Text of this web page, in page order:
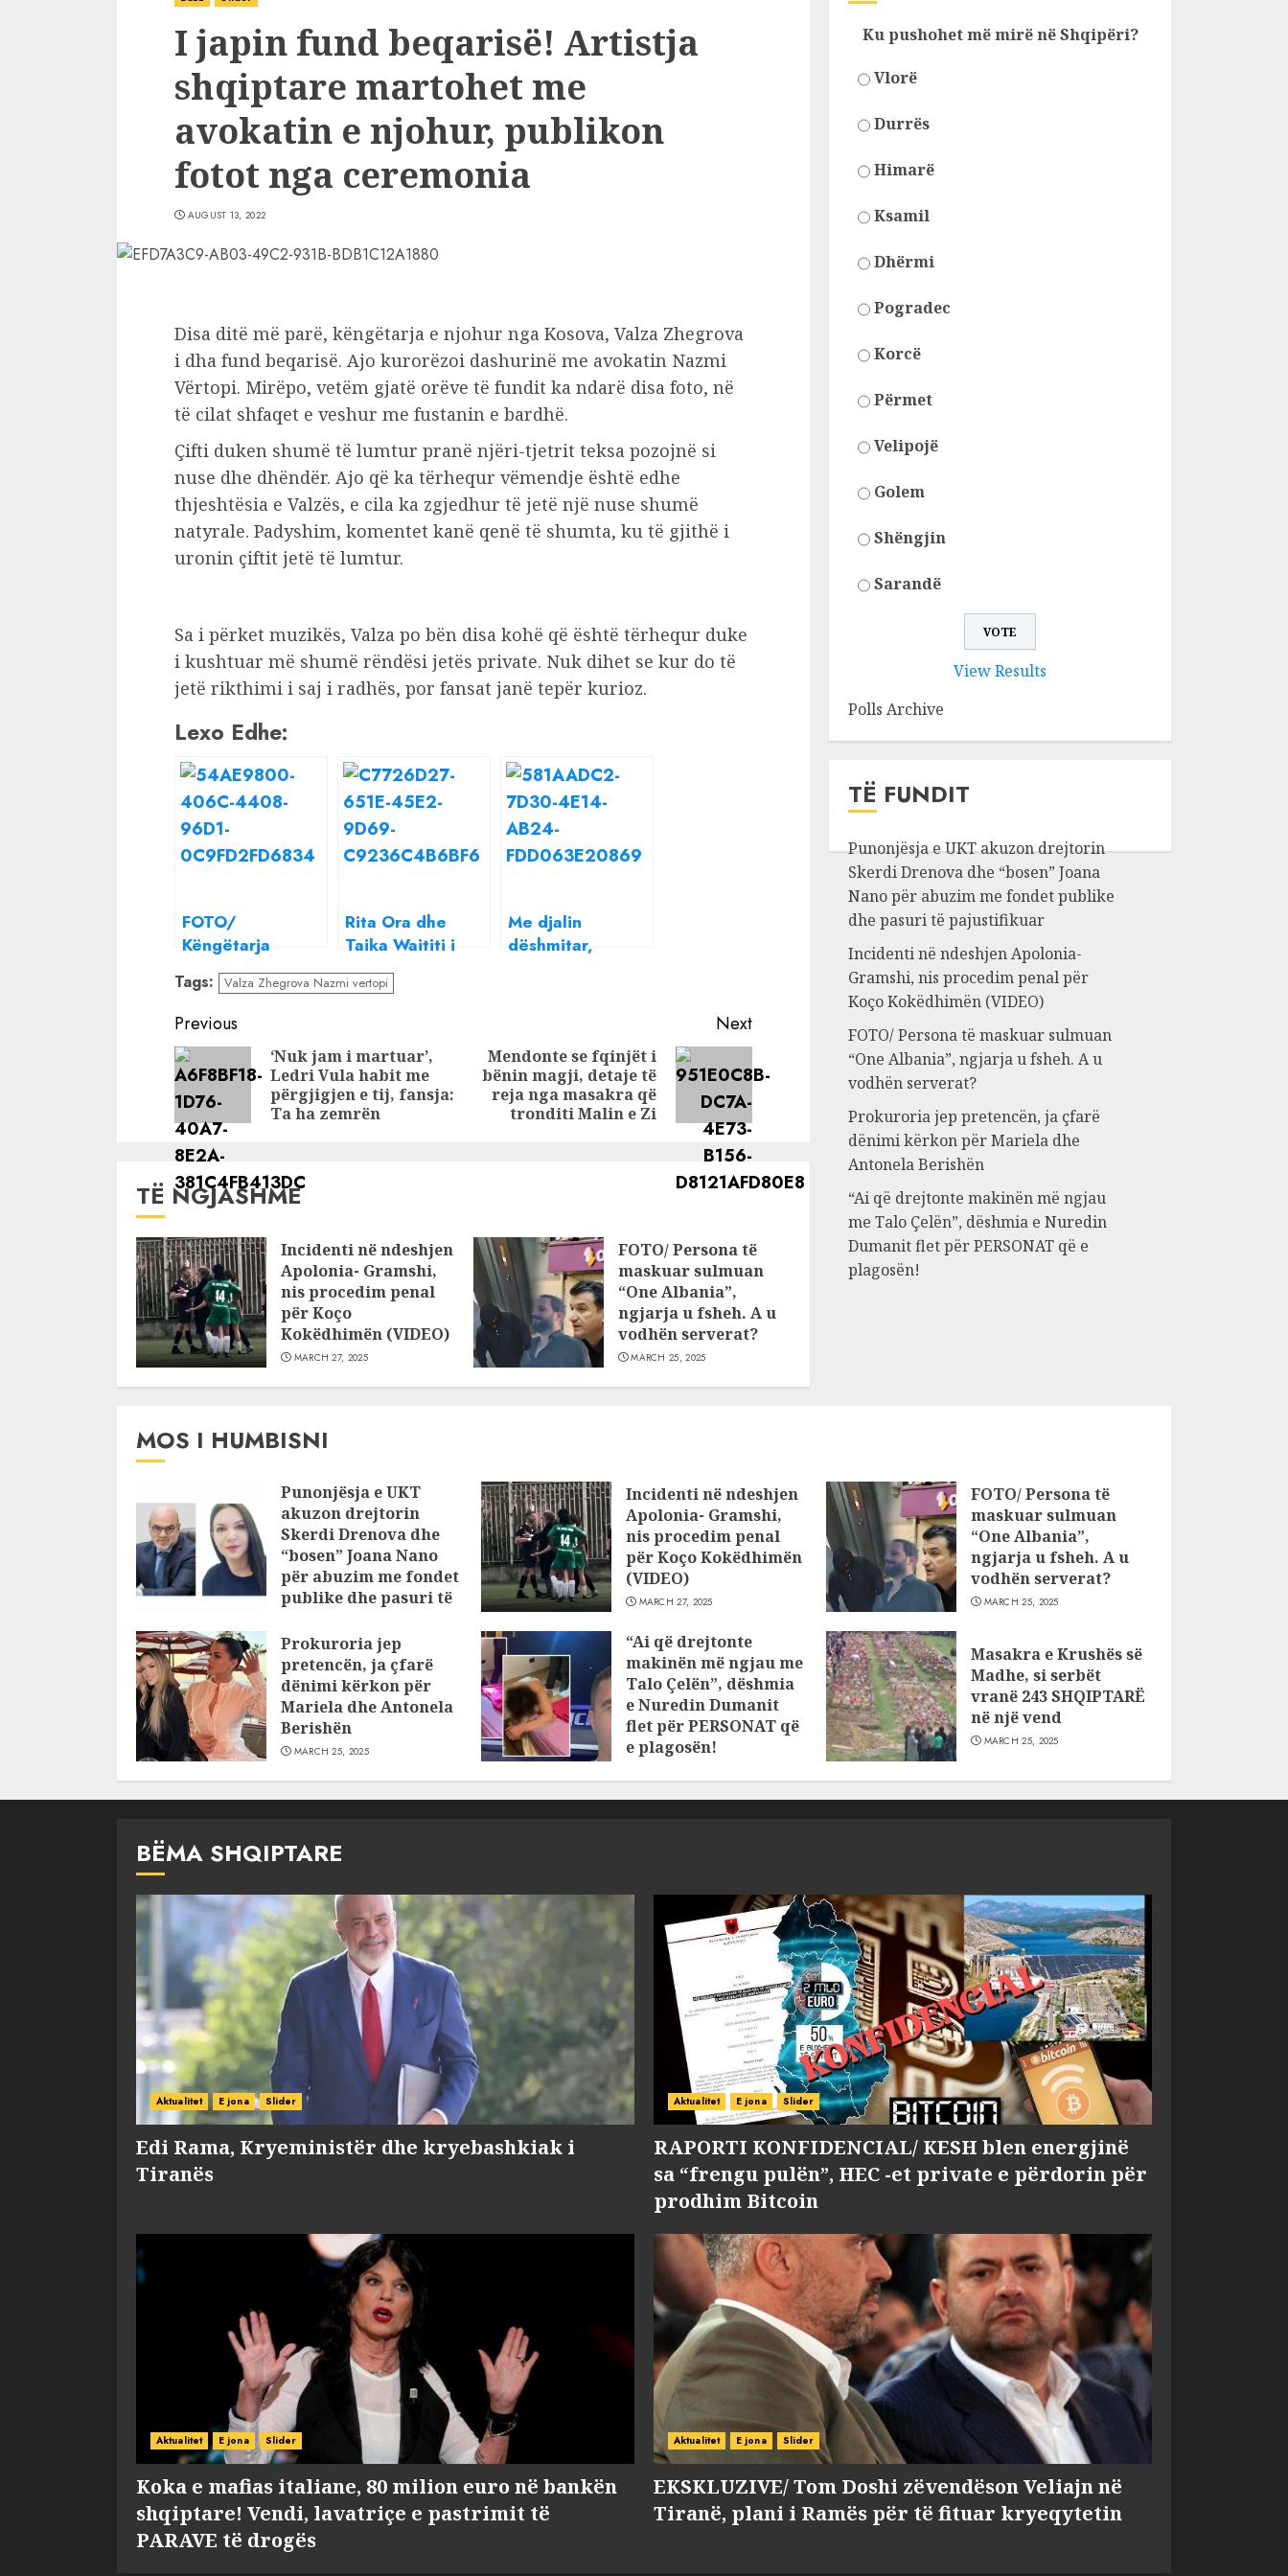
I japin fund beqarisë! Artistja
shqiptare martohet me
avokatin e njohur, publikon
fotot nga ceremonia
AUGUST 13, 2022
Disa ditë më parë, këngëtarja e njohur nga Kosova, Valza Zhegrova
i dha fund beqarisë. Ajo kurorëzoi dashurinë me avokatin Nazmi
Vërtopi. Mirëpo, vetëm gjatë orëve të fundit ka ndarë disa foto, në
të cilat shfaqet e veshur me fustanin e bardhë.
Çifti duken shumë të lumtur pranë njëri-tjetrit teksa pozojnë si
nuse dhe dhëndër. Ajo që ka tërhequr vëmendje është edhe
thjeshtësia e Valzës, e cila ka zgjedhur të jetë një nuse shumë
natyrale. Padyshim, komentet kanë qenë të shumta, ku të gjithë i
uronin çiftit jetë të lumtur.
Sa i përket muzikës, Valza po bën disa kohë që është tërhequr duke
i kushtuar më shumë rëndësi jetës private. Nuk dihet se kur do të
jetë rikthimi i saj i radhës, por fansat janë tepër kurioz.
Lexo Edhe:
FOTO/
Këngëtarja
shqiptare i jep
fund beqarisë,
martohet me
biznesmenin e
njohur
Rita Ora dhe
Taika Waititi i
japin fund
beqarisë, detajet
Me djalin
dëshmitar,
fund “beqarisë”
Tags: Valza Zhegrova Nazmi vertopi
Continue
Reading
Previous
Previous
post:
‘Nuk jam i martuar’,
Ledri Vula habit me
përgjigjen e tij, fansja:
Ta ha zemrën
Next
Next
post:
Mendonte se fqinjët i
bënin magji, detaje të
reja nga masakra që
tronditi Malin e Zi
TË NGJASHME
Incidenti në ndeshjen
Apolonia- Gramshi,
nis procedim penal
për Koço
Kokëdhimën (VIDEO)
MARCH 27, 2025
FOTO/ Persona të
maskuar sulmuan
“One Albania”,
ngjarja u fsheh. A u
vodhën serverat?
MARCH 25, 2025
Ku pushohet më mirë në Shqipëri?
Vlorë
Durrës
Himarë
Ksamil
Dhërmi
Pogradec
Korcë
Përmet
Velipojë
Golem
Shëngjin
Sarandë
View Results
Polls Archive
TË FUNDIT
Punonjësja e UKT akuzon drejtorin
Skerdi Drenova dhe “bosen” Joana
Nano për abuzim me fondet publike
dhe pasuri të pajustifikuar
Incidenti në ndeshjen Apolonia-
Gramshi, nis procedim penal për
Koço Kokëdhimën (VIDEO)
FOTO/ Persona të maskuar sulmuan
“One Albania”, ngjarja u fsheh. A u
vodhën serverat?
Prokuroria jep pretencën, ja çfarë
dënimi kërkon për Mariela dhe
Antonela Berishën
“Ai që drejtonte makinën më ngjau
me Talo Çelën”, dëshmia e Nuredin
Dumanit flet për PERSONAT që e
plagosën!
MOS I HUMBISNI
Punonjësja e UKT
akuzon drejtorin
Skerdi Drenova dhe
“bosen” Joana Nano
për abuzim me fondet
publike dhe pasuri të
JULY 24, 2025
Incidenti në ndeshjen
Apolonia- Gramshi,
nis procedim penal
për Koço Kokëdhimën
(VIDEO)
MARCH 27, 2025
FOTO/ Persona të
maskuar sulmuan
“One Albania”,
ngjarja u fsheh. A u
vodhën serverat?
MARCH 25, 2025
Prokuroria jep
pretencën, ja çfarë
dënimi kërkon për
Mariela dhe Antonela
Berishën
MARCH 25, 2025
“Ai që drejtonte
makinën më ngjau me
Talo Çelën”, dëshmia
e Nuredin Dumanit
flet për PERSONAT që
e plagosën!
Masakra e Krushës së
Madhe, si serbët
vranë 243 SHQIPTARË
në një vend
MARCH 25, 2025
BËMA SHQIPTARE
Aktualitet E jona Slider
Edi Rama, Kryeministër dhe kryebashkiak i
Tiranës
Aktualitet E jona Slider
RAPORTI KONFIDENCIAL/ KESH blen energjinë
sa “frengu pulën”, HEC -et private e përdorin për
prodhim Bitcoin
Aktualitet E jona Slider
Koka e mafias italiane, 80 milion euro në bankën
shqiptare! Vendi, lavatriçe e pastrimit të
PARAVE të drogës
Aktualitet E jona Slider
EKSKLUZIVE/ Tom Doshi zëvendëson Veliajn në
Tiranë, plani i Ramës për të fituar kryeqytetin